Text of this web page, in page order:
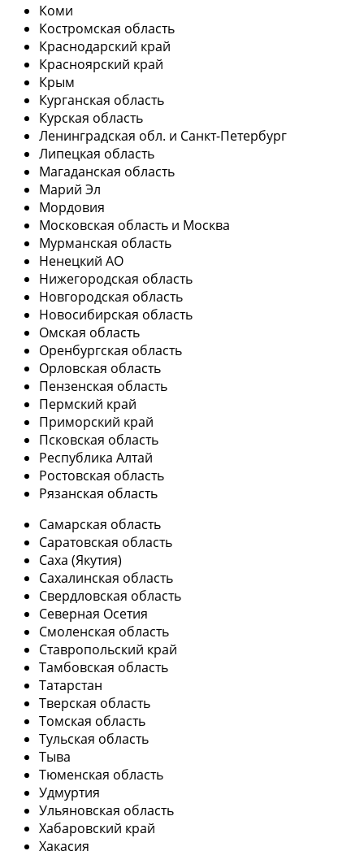
Коми
Костромская область
Краснодарский край
Красноярский край
Крым
Курганская область
Курская область
Ленинградская обл. и Санкт-Петербург
Липецкая область
Магаданская область
Марий Эл
Мордовия
Московская область и Москва
Мурманская область
Ненецкий АО
Нижегородская область
Новгородская область
Новосибирская область
Омская область
Оренбургская область
Орловская область
Пензенская область
Пермский край
Приморский край
Псковская область
Республика Алтай
Ростовская область
Рязанская область
Самарская область
Саратовская область
Саха (Якутия)
Сахалинская область
Свердловская область
Северная Осетия
Смоленская область
Ставропольский край
Тамбовская область
Татарстан
Тверская область
Томская область
Тульская область
Тыва
Тюменская область
Удмуртия
Ульяновская область
Хабаровский край
Хакасия